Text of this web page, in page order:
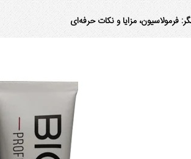
فرمولاسیون، مزایا و نکات حرفه‌ای